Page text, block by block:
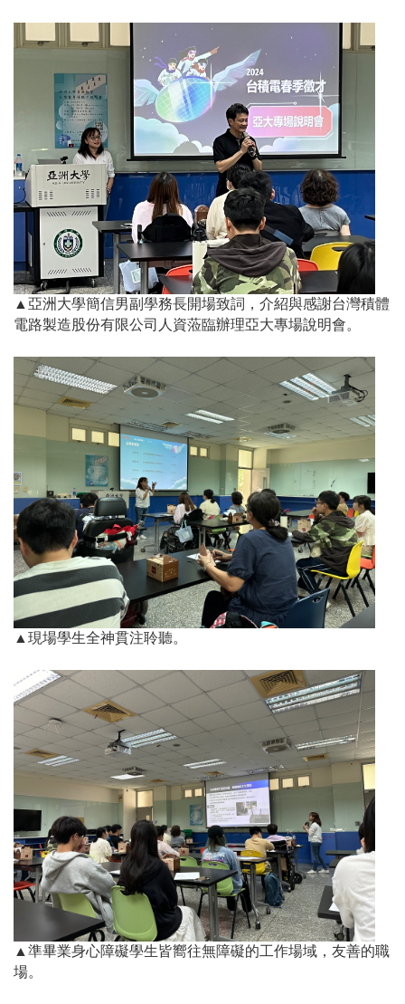
▲亞洲大學簡信男副學務長開場致詞，介紹與感謝台灣積體
電路製造股份有限公司人資蒞臨辦理亞大專場說明會。
▲ 現場學生全神貫注聆聽。
▲準畢業身心障礙學生皆嚮往無障礙的工作場域，友善的職
場。